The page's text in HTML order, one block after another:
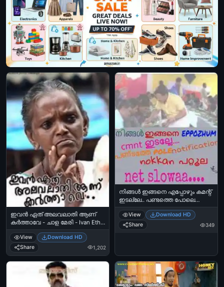
ഇവന്‍ ഏത് അലവലാതി ആണ്
കര്‍ത്താവേ - ചാള മേരി - Ivan Ethu
Alavalatthi Aanu Karthaave - Chala
MaryView
Download HD
Share
1,202
നിങ്ങള്‍ ഇങ്ങനെ എപ്പോഴും കമന്റ്
ഇടല്ലേ.. പണ്ടത്തെ പോലെ
നോട്ടിഫിക്കേഷന്‍ നോക്കാന്‍
പറ്റൂല. നെറ്റ് സ്ലോ ആണ് - Ningal
ingane eppozhum ingane
comment idalle. Pandathe Pole
View
Download HD
Share
349